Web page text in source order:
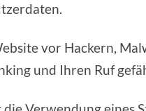
vor Hackern,
und Ihren Ruf